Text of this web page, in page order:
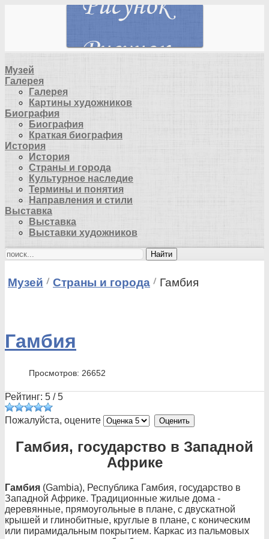
Музей
Галерея
Галерея
Картины художников
Биография
Биография
Краткая биография
История
История
Страны и города
Культурное наследие
Термины и понятия
Направления и стили
Выставка
Выставка
Выставки художников
Найти
Музей Страны и города Гамбия
Гамбия
Просмотров: 26652
Рейтинг: 5 /5
Пожалуйста, оцените
Гамбия, государство в Западной
Африке
Гамбия (Gambia), Республика Гамбия, государство в
Западной Африке. Традиционные жилые дома -
деревянные, прямоугольные в плане, с двускатной
крышей и глинобитные, круглые в плане, с коническим
или пирамидальным покрытием. Каркас из пальмовых